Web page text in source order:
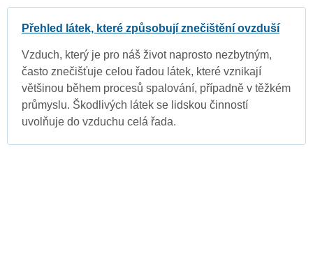
Přehled látek, které způsobují znečištění ovzduší
Vzduch, který je pro náš život naprosto nezbytným,
často znečišťuje celou řadou látek, které vznikají
většinou během procesů spalování, případně v těžkém
průmyslu. Škodlivých látek se lidskou činností
uvolňuje do vzduchu celá řada.